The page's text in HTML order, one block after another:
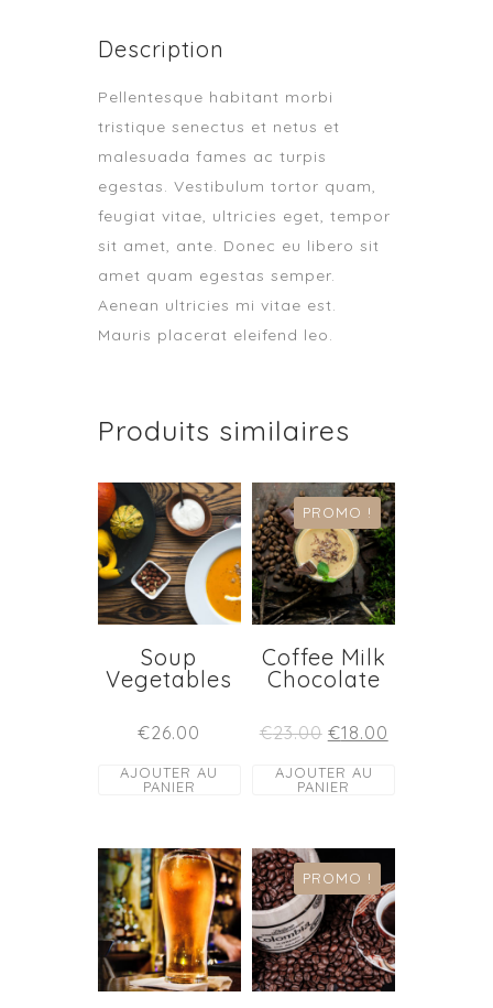
Description
Pellentesque habitant morbi
tristique senectus et netus et
malesuada fames ac turpis
egestas. Vestibulum tortor quam,
feugiat vitae, ultricies eget, tempor
sit amet, ante. Donec eu libero sit
amet quam egestas semper.
Aenean ultricies mi vitae est.
Mauris placerat eleifend leo.
Produits similaires
Soup
Vegetables
€26.00
AJOUTER AU
PANIER
PROMO !
Coffee Milk
Chocolate
€23.00 €18.00
AJOUTER AU
PANIER
PROMO !